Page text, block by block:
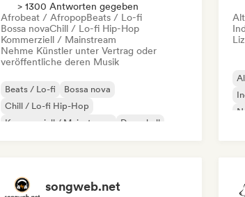
> 1300 Antworten gegeben
Afrobeat / AfropopBeats / Lo-fi
Bossa novaChill / Lo-fi Hip-Hop
Kommerziell / Mainstream
Nehme Künstler unter Vertrag oder
veröffentliche deren Musik
Beats / Lo-fi
Bossa nova
Chill / Lo-fi Hip-Hop
Kommerziell / Mainstream
Dancehall
songweb.net